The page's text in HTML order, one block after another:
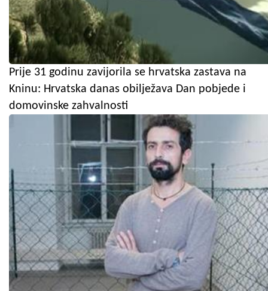
Prije 31 godinu zavijorila se hrvatska zastava na
Kninu: Hrvatska danas obilježava Dan pobjede i
domovinske zahvalnosti